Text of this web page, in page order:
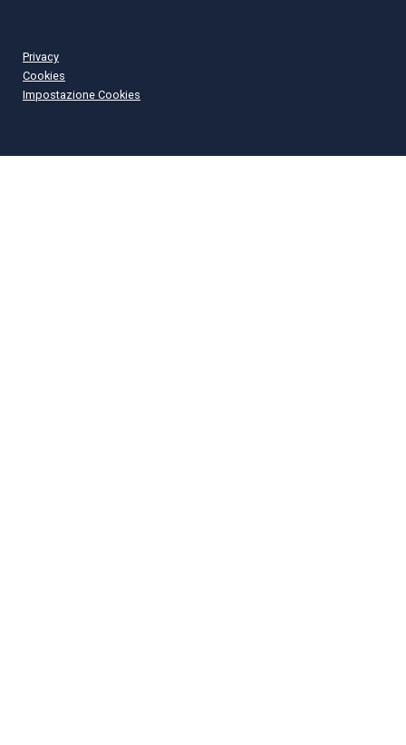
Privacy
Cookies
Impostazione Cookies